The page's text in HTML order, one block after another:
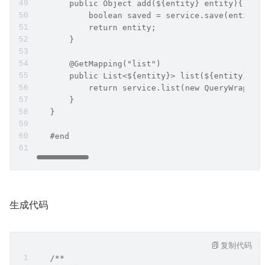
       public Object add(${entity} entity){
           boolean saved = service.save(entity);
           return entity;
       }
       @GetMapping("list")
public List<${entity}> list(${entity}
return service.list(new
       }
   }
   #end
生成代码
   /**
复制代码